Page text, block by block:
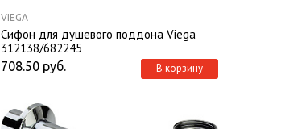
VIEGA
Сифон для душевого поддона Viega
312138/682245
708.50 руб. В корзину